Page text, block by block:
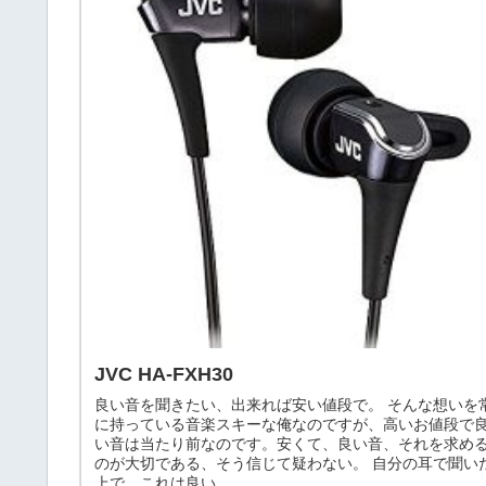
JVC HA-FXH30
良い音を聞きたい、出来れば安い値段で。 そんな想いを
に持っている音楽スキーな俺なのですが、高いお値段で良
い音は当たり前なのです。安くて、良い音、それを求める
のが大切である、そう信じて疑わない。 自分の耳で聞い